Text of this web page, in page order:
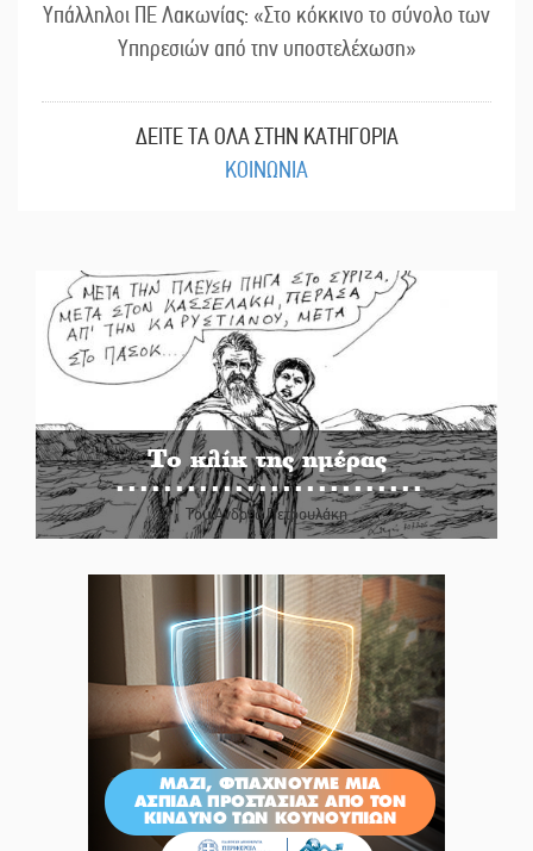
Υπάλληλοι ΠΕ Λακωνίας: «Στο κόκκινο το σύνολο των
Υπηρεσιών από την υποστελέχωση»
ΔΕΙΤΕ ΤΑ ΟΛΑ ΣΤΗΝ ΚΑΤΗΓΟΡΙΑ
ΚΟΙΝΩΝΙΑ
Το κλίκ της ημέρας
Του Ανδρέα Πετρουλάκη